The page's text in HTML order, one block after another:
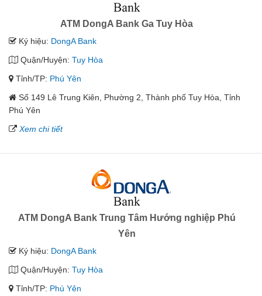
ATM DongA Bank Ga Tuy Hòa
Ký hiệu: DongA Bank
Quận/Huyện: Tuy Hòa
Tỉnh/TP: Phú Yên
Số 149 Lê Trung Kiên, Phường 2, Thành phố Tuy Hòa, Tỉnh
Phú Yên
Xem chi tiết
ATM DongA Bank Trung Tâm Hướng nghiệp Phú
Yên
Ký hiệu: DongA Bank
Quận/Huyện: Tuy Hòa
Tỉnh/TP: Phú Yên